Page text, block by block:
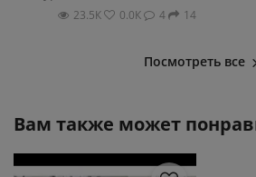
23.5К 0.0К 4 14
Посмотреть все
Вам также может